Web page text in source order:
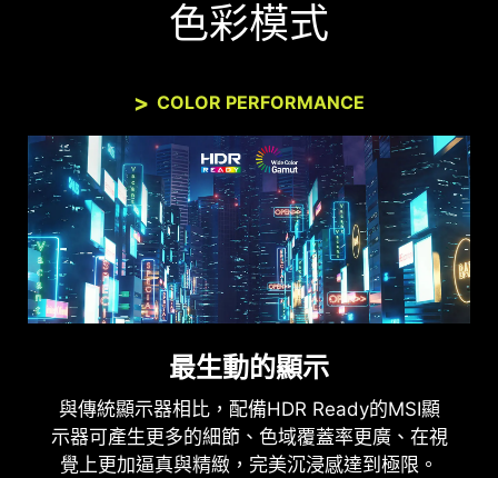
色彩模式
COLOR PERFORMANCE
最生動的顯示
與傳統顯示器相比，配備HDR Ready的MSI顯
示器可產生更多的細節、色域覆蓋率更廣、在視
覺上更加逼真與精緻，完美沉浸感達到極限。